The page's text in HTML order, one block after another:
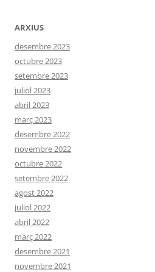
ARXIUS
desembre 2023
octubre 2023
setembre 2023
juliol 2023
abril 2023
març 2023
desembre 2022
novembre 2022
octubre 2022
setembre 2022
agost 2022
juliol 2022
abril 2022
març 2022
desembre 2021
novembre 2021